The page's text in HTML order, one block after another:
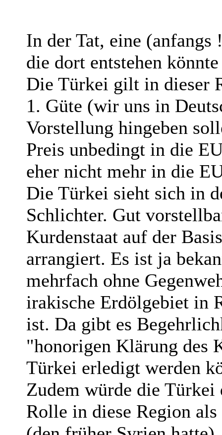
In der Tat, eine
die dort entstehen
Die Türkei gilt in dieser
1. Güte (wir uns in
Vorstellung hingeben
Preis unbedingt in die
eher nicht mehr in die
Die Türkei sieht sich in
Schlichter. Gut
Kurdenstaat auf der
arrangiert. Es ist ja
mehrfach ohne
irakische Erdölgebiet in
ist. Da gibt es
"honorigen Klärung des
Türkei erledigt werden
Zudem würde die Türkei
Rolle in diese Region